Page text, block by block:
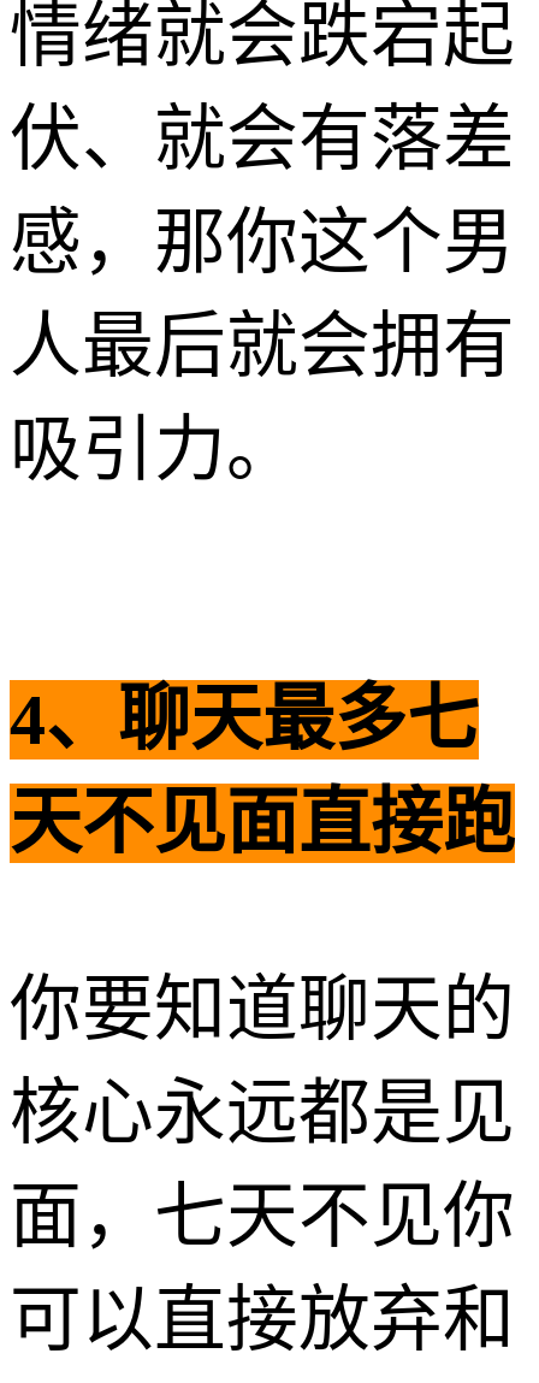
情绪就会跌宕起
伏、就会有落差
感，那你这个男
人最后就会拥有
吸引力。
4、聊天最多七
天不见面直接跑
你要知道聊天的
核心永远都是见
面，七天不见你
可以直接放弃和